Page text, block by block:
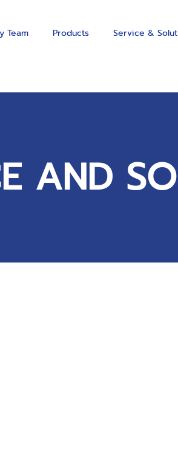
Team Products Service &
AND